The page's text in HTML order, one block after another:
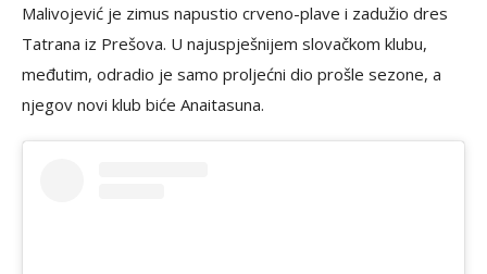
Malivojević je zimus napustio crveno-plave i zadužio dres
Tatrana iz Prešova. U najuspješnijem slovačkom klubu,
međutim, odradio je samo proljećni dio prošle sezone, a
njegov novi klub biće Anaitasuna.